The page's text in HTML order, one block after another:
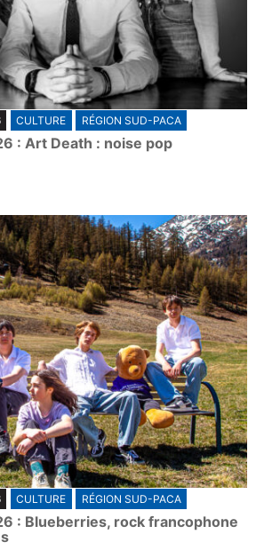
CULTURE RÉGION SUD-PACA
: Art Death : noise pop
CULTURE RÉGION SUD-PACA
: Blueberries, rock francophone